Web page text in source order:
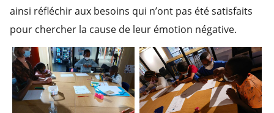
ainsi réfléchir aux besoins qui n’ont pas été satisfaits
pour chercher la cause de leur émotion négative.